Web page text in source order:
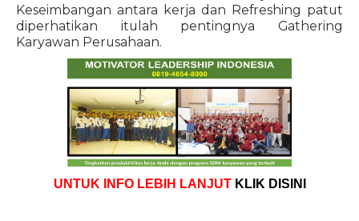
Keseimbangan antara kerja dan Refreshing patut
diperhatikan itulah pentingnya Gathering
Karyawan Perusahaan.
UNTUK INFO LEBIH LANJUT KLIK DISINI